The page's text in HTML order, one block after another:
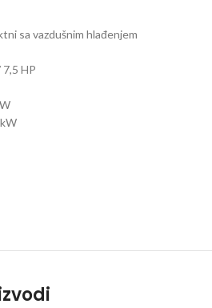
sa vazdušnim hlađenjem
7,5 HP